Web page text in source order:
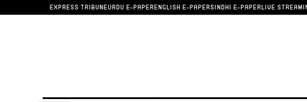
EXPRESS TRIBUNEURDU E-PAPERENGLISH E-PAPERSINDHI E-PAPERLIVE